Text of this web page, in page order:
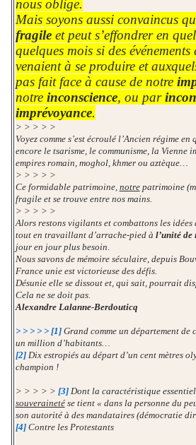
nous oblige.
Mais soyons aussi convaincus
fragileet peut s’effondrer en
quelques mois si des
venaient à se produire et
pas fait face à cause de notre
notre inconscience, ou par
imprévoyance.
> > > > >
Voyez comme s’est écroulé l’Ancien régime en
encore le tsarisme, le communisme, la Vienne
empires romain, moghol, khmer ou aztèque…
> > > > >
Ce formidable patrimoine, notrepatrimoine
fragile et se trouve entre nos mains.
> > > > >
Alors restons vigilants et combattons les idées
tout en travaillant d’arrache-pied à l’unité
jour en jour plus besoin.
Nous savons de mémoire séculaire, depuis
France unie est victorieuse des défis.
Désunie elle se dissout et, qui sait, pourrait
Cela ne se doit pas.
Alexandre Lalanne-Berdouticq
> > > > > [1]Grand comme un département de
un million d’habitants…
[2]Dix estropiés au départ d’un cent mètres
champion !
> > > > > [3]Dont la caractéristique
souverainetése tient « dans la personne du
son autorité à des mandataires (démocratie
[4]Contre les Protestants